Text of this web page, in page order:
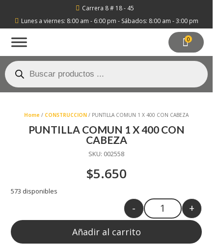
 Carrera 8 # 18 - 45
 Lunes a viernes: 8:00 am - 6:00 pm - Sábados: 8:00 am - 3:00 pm
0
Búsqueda
de
productos
Home / CONSTRUCCION / PUNTILLA COMUN 1 X 400 CON CABEZA
PUNTILLA COMUN 1 X 400 CON
CABEZA
SKU: 002558
$5.650
573 disponibles
Quantity
- +
Añadir al carrito